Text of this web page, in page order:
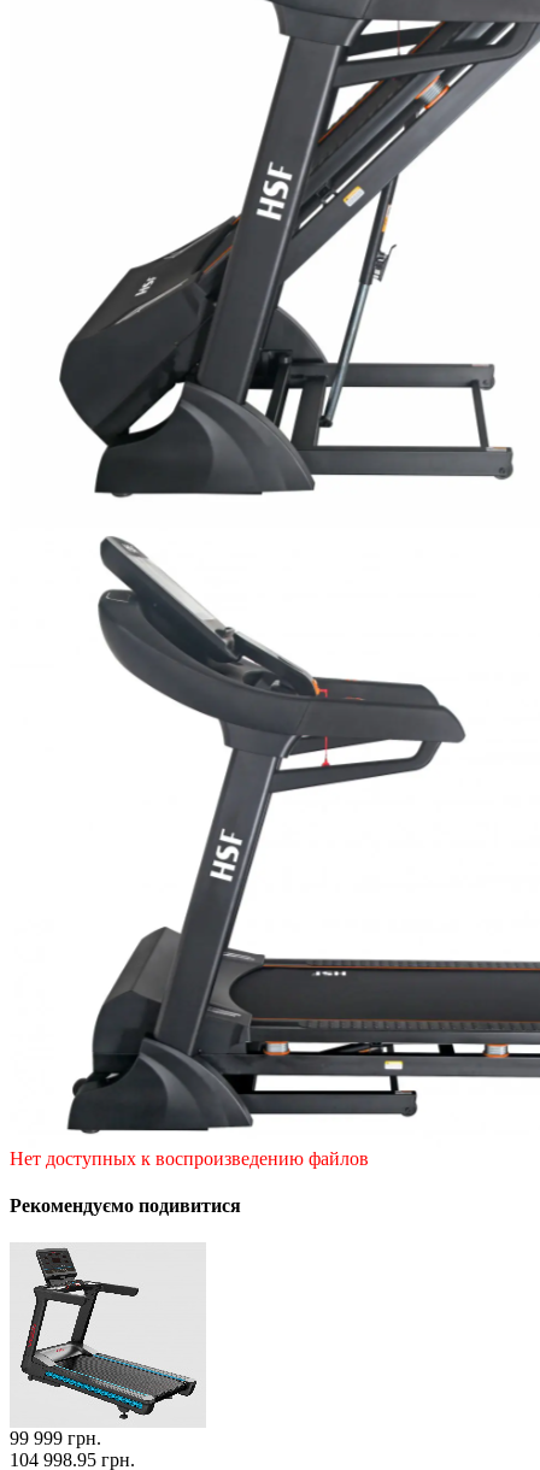
Нет доступных к воспроизведению файлов
Рекомендуємо подивитися
99 999 грн.
104 998.95 грн.